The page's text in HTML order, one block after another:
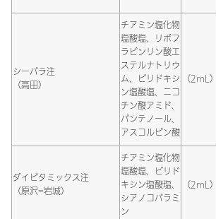
シーパラ注
（高田）
チアミン塩化物
塩酸塩、リボフ
ラビンリン酸エ
ステルナトリウ
ム、ピリドキシ
ン塩酸塩、ニコ
チン酸アミド、
パンテノール、
アスコルビン酸
（2mL）
ダイビタミックス注
（原沢=岩城）
チアミン塩化物
塩酸塩、ピリド
キシン塩酸塩、
シアノコバラミ
ン
（2mL）